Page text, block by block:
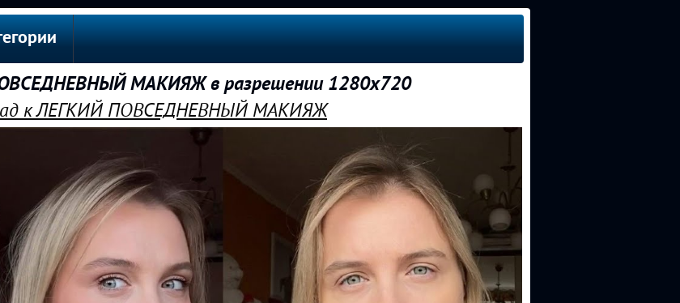
МАКИЯЖ в разрешении 1280x720
к ЛЕГКИЙ ПОВСЕДНЕВНЫЙ МАКИЯЖ